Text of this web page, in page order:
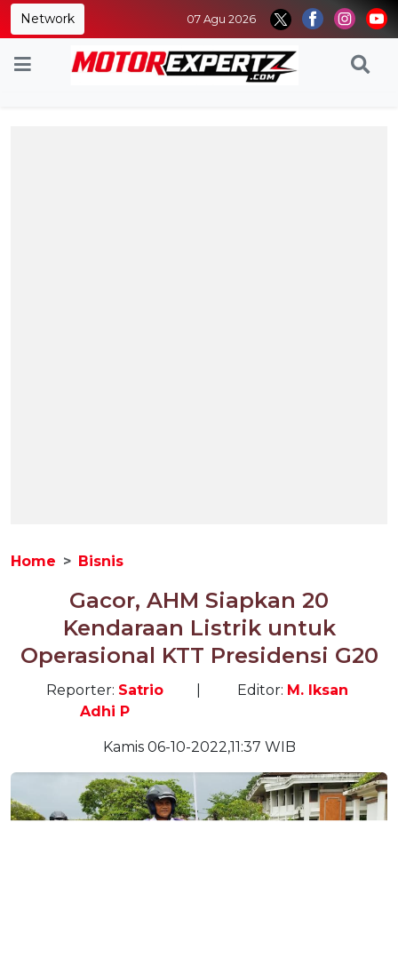
Network 07 Agu 2026
Home Bisnis
Gacor, AHM Siapkan 20
Kendaraan Listrik untuk
Operasional KTT Presidensi G20
Reporter: Satrio
Adhi P
Editor: M. Iksan
Kamis 06-10-2022,11:37 WIB